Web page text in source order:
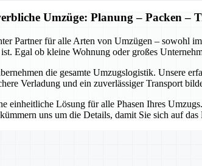
Umzüge: Planung – Packen –
Partner für alle Arten von Umzügen – sowohl
Egal ob kleine Wohnung oder großes
die gesamte Umzugslogistik. Unsere
Verladung und ein zuverlässiger Transport
einheitliche Lösung für alle Phasen Ihres
uns um die Details, damit Sie sich auf das